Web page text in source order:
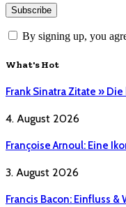
By signing up, you
What's Hot
Frank Sinatra Zitate »
4. August 2026
Françoise Arnoul: Eine
3. August 2026
Francis Bacon: Einfluss &